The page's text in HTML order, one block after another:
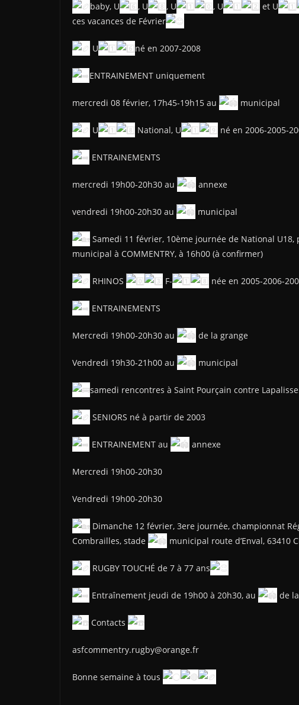
baby, U , U , U , U et U
ces vacances de Février
U né en 2007-2008
ENTRAINEMENT uniquement
mercredi 08 février, 17h45-19h15 au municipal
U National, U né en 2006-2005-
ENTRAINEMENTS
mercredi 19h00-20h30 au annexe
vendredi 19h00-20h30 au municipal
Samedi 11 février, 10ème journée de National U18,
municipal à COMMENTRY, à 16h00 (à confirmer)
RHINOS F- née en 2005-2006-
ENTRAINEMENTS
Mercredi 19h00-20h30 au de la grange
Vendredi 19h30-21h00 au municipal
samedi rencontres à Saint Pourçain contre
SENIORS né à partir de 2003
ENTRAINEMENT au annexe
Mercredi 19h00-20h30
Vendredi 19h00-20h30
Dimanche 12 février, 3ere journée, championnat
Combrailles, stade
municipal route d’Enval, 63410
RUGBY TOUCHÉ de 7 à 77 ans
Entraînement jeudi de 19h00 à 20h30, au de
Contacts
asfcommentry.rugby@orange.fr
Bonne semaine à tous